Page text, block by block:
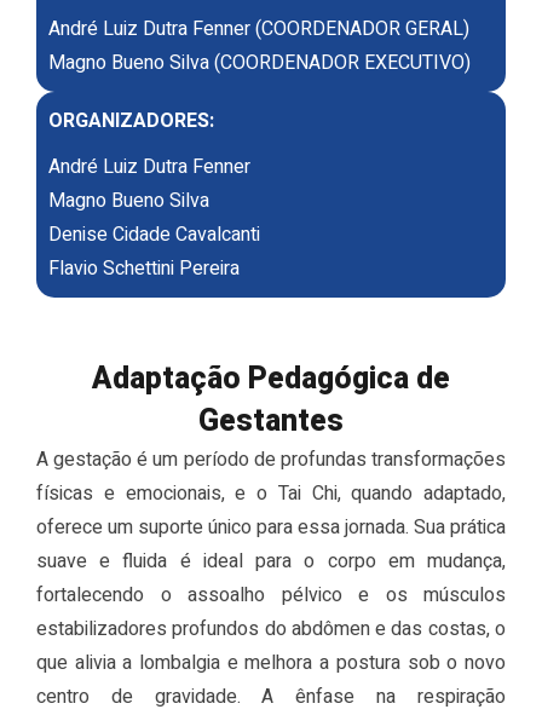
André Luiz Dutra Fenner (COORDENADOR GERAL)
Magno Bueno Silva (COORDENADOR EXECUTIVO)
ORGANIZADORES:
André Luiz Dutra Fenner
Magno Bueno Silva
Denise Cidade Cavalcanti
Flavio Schettini Pereira
Adaptação Pedagógica de
Gestantes
A gestação é um período de profundas transformações
físicas e emocionais, e o Tai Chi, quando adaptado,
oferece um suporte único para essa jornada. Sua prática
suave e fluida é ideal para o corpo em mudança,
fortalecendo o assoalho pélvico e os músculos
estabilizadores profundos do abdômen e das costas, o
que alivia a lombalgia e melhora a postura sob o novo
centro de gravidade. A ênfase na respiração